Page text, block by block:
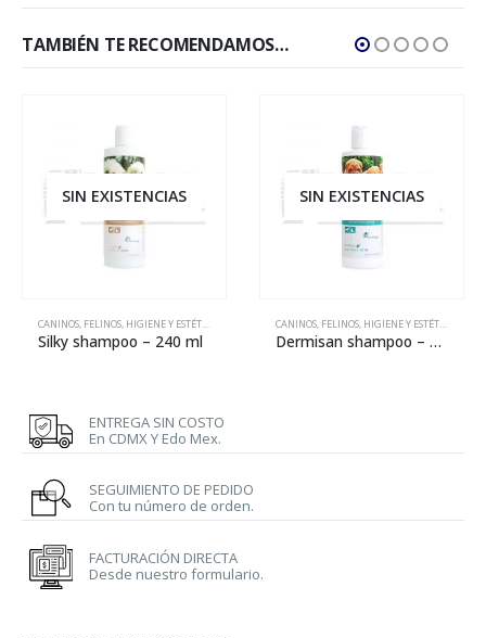
TAMBIÉN TE RECOMENDAMOS…
SIN EXISTENCIAS
CANINOS, FELINOS, HIGIENE Y ESTÉTICA VETERINARIA
Silky shampoo – 240 ml
SIN EXISTENCIAS
CANINOS, FELINOS, HIGIENE Y ESTÉTICA
Dermisan shampoo – 240 ml
ENTREGA SIN COSTO
En CDMX Y Edo Mex.
SEGUIMIENTO DE PEDIDO
Con tu número de orden.
FACTURACIÓN DIRECTA
Desde nuestro formulario.